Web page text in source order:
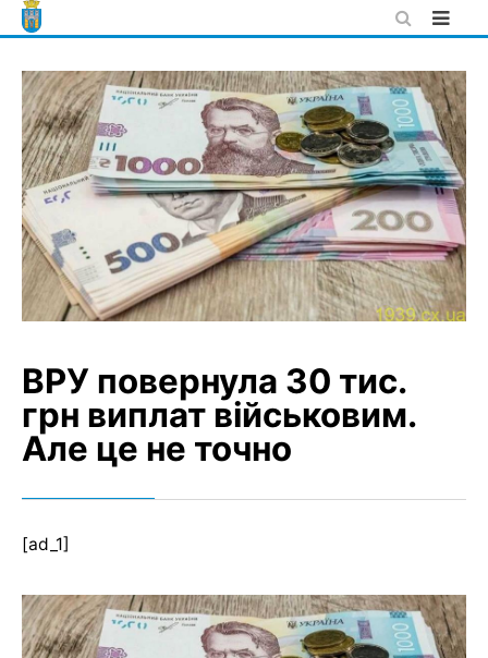
Skip
to
ВРУ повернула 30 тис.
грн виплат військовим.
Але це не точно
[ad_1]